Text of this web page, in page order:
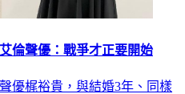
倫聲優：戰爭才正要開始
優梶裕貴，與結婚3年、同樣